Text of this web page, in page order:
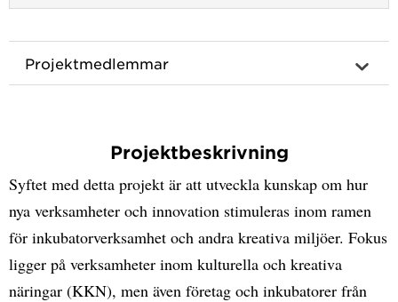
Projektmedlemmar
Projektbeskrivning
Syftet med detta projekt är att utveckla kunskap om hur
nya verksamheter och innovation stimuleras inom ramen
för inkubatorverksamhet och andra kreativa miljöer. Fokus
ligger på verksamheter inom kulturella och kreativa
näringar (KKN), men även företag och inkubatorer från